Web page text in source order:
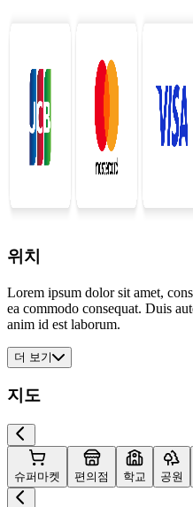
위치
Lorem ipsum dolor sit amet,
ea commodo consequat. Duis
anim id est laborum.
더 보기
지도
슈퍼마켓 편의점 학교 공원